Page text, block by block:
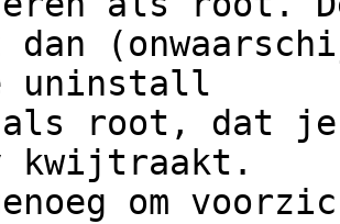
dan
uninstall
root, dat je
kwijtraakt.
om